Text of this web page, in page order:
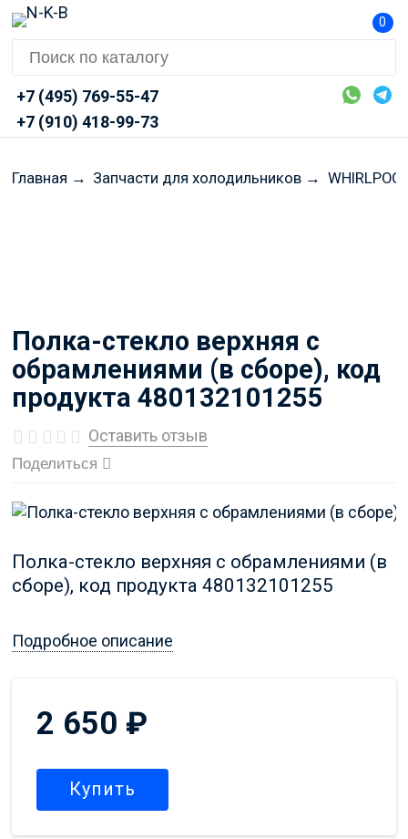
0
+7 (495) 769-55-47
+7 (910) 418-99-73
Главная → Запчасти для холодильников →
Полка-стекло верхняя с
обрамлениями (в сборе), код
продукта 480132101255
Оставить отзыв
Поделиться
Полка-стекло верхняя с обрамлениями (в
сборе), код продукта 480132101255
Подробное описание
2 650 ₽
Купить